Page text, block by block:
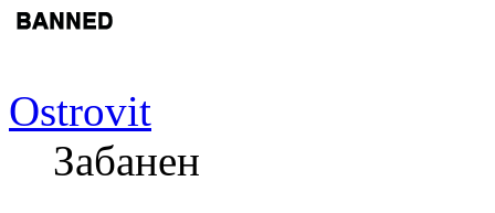
Ostrovit
Забанен